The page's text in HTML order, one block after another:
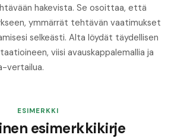
hakevista. Se osoittaa, että
ymmärrät tehtävän vaatimukset
selkeästi. Alta löydät täydellisen
viisi avauskappalemallia ja
vertailua.
ESIMERKKI
esimerkkikirje